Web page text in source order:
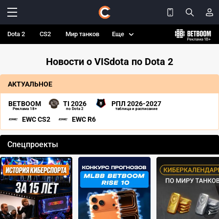
Dota 2 CS2 Мир танков Еще
Новости о VISdota по Dota 2
АКТУАЛЬНОЕ
BETBOOM
Реклама 18+
TI 2026
по Dota 2
РПЛ 2026-2027
таблица и расписание
EWC CS2 EWC R6
Спецпроекты
‹ ›